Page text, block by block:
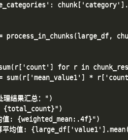
process_in_chunks(large_df,
for r in
= sum(r['mean_value1'] *
结果汇总：")
{total_count}")
: {weighted_mean:.4f}")
平均值: